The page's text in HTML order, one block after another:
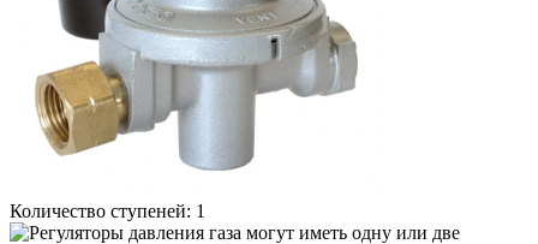
Количество ступеней: 1